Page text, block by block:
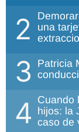
2
una
3 Patricia
4 Cuando
hijos: la
caso de